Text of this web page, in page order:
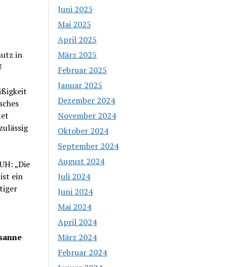
in
„Die
ein
Juni 2025
Mai 2025
April 2025
März 2025
Februar 2025
Januar 2025
Dezember 2024
November 2024
Oktober 2024
September 2024
August 2024
Juli 2024
Juni 2024
Mai 2024
April 2024
März 2024
Februar 2024